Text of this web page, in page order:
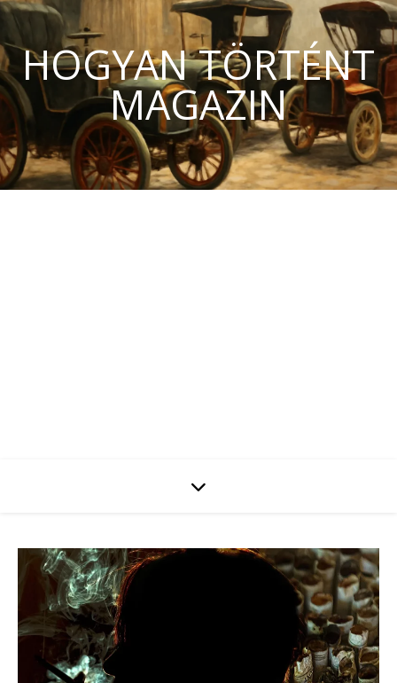
HOGYAN TÖRTÉNT
MAGAZIN